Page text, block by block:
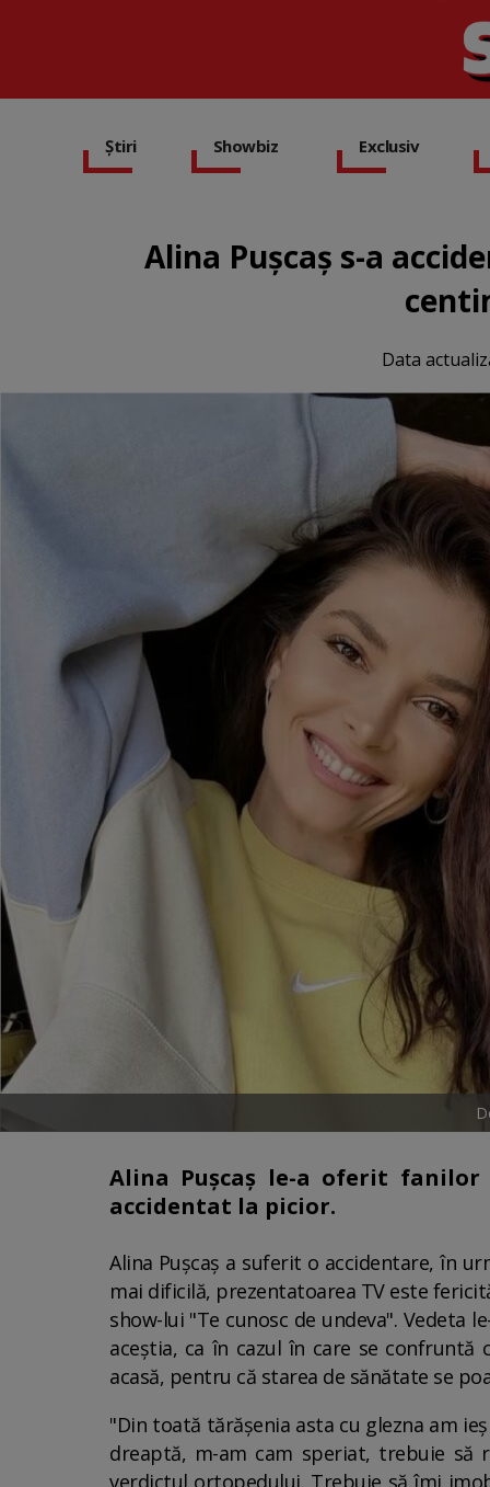
Știri Showbiz Exclusiv
Alina Pușcaș s-a
Data
Alina Pușcaș le-a oferit
accidentat la picior.
Alina Pușcaș a suferit o accidentare, în
mai dificilă, prezentatoarea TV este
show-lui "Te cunosc de undeva".
aceștia, ca în cazul în care se
acasă, pentru că starea de sănătate se
"Din toată tărășenia asta cu glezna am
dreaptă, m-am cam speriat, trebuie
verdictul ortopedului. Trebuie să îmi